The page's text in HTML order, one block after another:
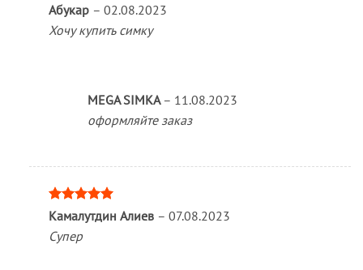
Абукар – 02.08.2023
Хочу купить симку
MEGA SIMKA – 11.08.2023
оформляйте заказ
Оценка5
Камалутдин Алиев – 07.08.2023
Супер